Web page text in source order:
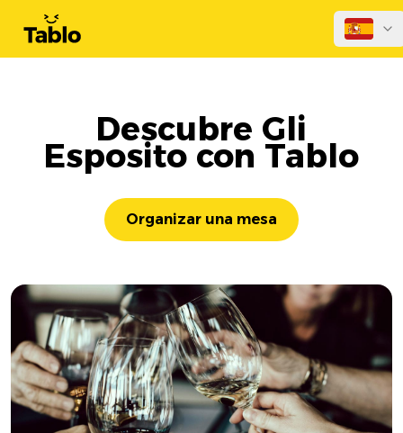
Descubre Gli
Esposito con Tablo
Organizar una mesa